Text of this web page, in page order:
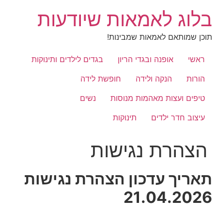
לתוכן
בלוג לאמאות שיודעות
תוכן שמותאם לאמאות שמבינות!
ראשי אופנה ובגדי הריון
בגדים לילדים ותינוקות
הורות
הנקה ולידה
חופשת לידה
טיפים ועצות מאהמות מנוסות
נשים
עיצוב חדר ילדים
תינוקות
הצהרת נגישות
תאריך עדכון הצהרת נגישות
21.04.2026